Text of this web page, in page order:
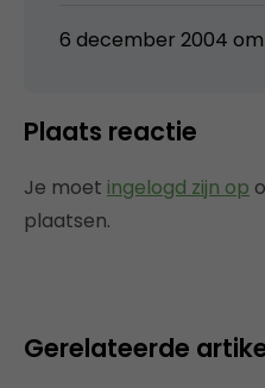
6 december 2004 om
Plaats reactie
Je moet ingelogd zijn op
plaatsen.
Gerelateerde